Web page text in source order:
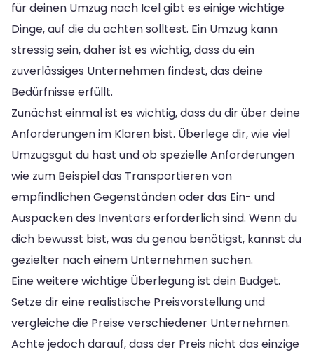
für deinen Umzug nach Icel gibt es einige wichtige
Dinge, auf die du achten solltest. Ein Umzug kann
stressig sein, daher ist es wichtig, dass du ein
zuverlässiges Unternehmen findest, das deine
Bedürfnisse erfüllt.
Zunächst einmal ist es wichtig, dass du dir über deine
Anforderungen im Klaren bist. Überlege dir, wie viel
Umzugsgut du hast und ob spezielle Anforderungen
wie zum Beispiel das Transportieren von
empfindlichen Gegenständen oder das Ein- und
Auspacken des Inventars erforderlich sind. Wenn du
dich bewusst bist, was du genau benötigst, kannst du
gezielter nach einem Unternehmen suchen.
Eine weitere wichtige Überlegung ist dein Budget.
Setze dir eine realistische Preisvorstellung und
vergleiche die Preise verschiedener Unternehmen.
Achte jedoch darauf, dass der Preis nicht das einzige